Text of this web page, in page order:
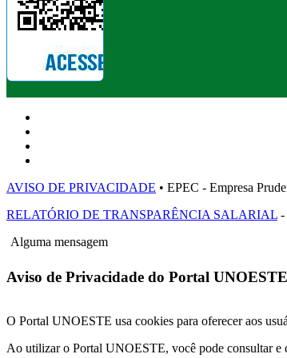
AVISO DE PRIVACIDADE • EPEC - Empresa
RELATÓRIO DE TRANSPARÊNCIA SALARIAL -
Alguma mensagem
Aviso de Privacidade do Portal UNOESTE
O Portal UNOESTE usa cookies para oferecer aos
Ao utilizar o Portal UNOESTE, você pode consultar e